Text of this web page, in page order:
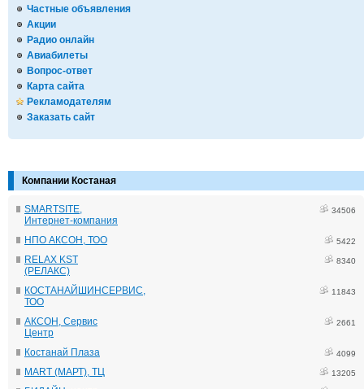
Частные объявления
Акции
Радио онлайн
Авиабилеты
Вопрос-ответ
Карта сайта
Рекламодателям
Заказать сайт
Компании Костаная
SMARTSITE,
Интернет-компания
34506
НПО АКСОН, ТОО 5422
RELAX KST
(РЕЛАКС)
8340
КОСТАНАЙШИНСЕРВИС,
ТОО
11843
АКСОН, Сервис
Центр
2661
Костанай Плаза 4099
MART (МАРТ), ТЦ 13205